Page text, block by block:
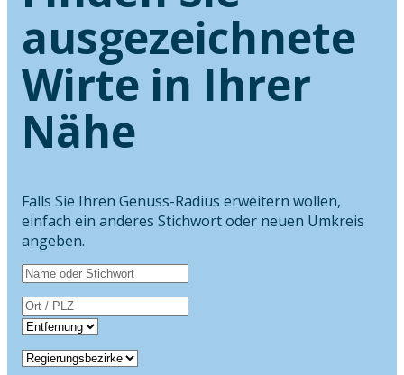
ausgezeichnete
Wirte in Ihrer
Nähe
Falls Sie Ihren Genuss-Radius erweitern wollen,
einfach ein anderes Stichwort oder neuen Umkreis
angeben.